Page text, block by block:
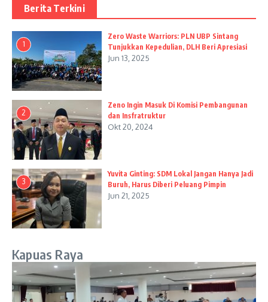
Berita Terkini
1
Zero Waste Warriors: PLN UBP Sintang
Tunjukkan Kepedulian, DLH Beri Apresiasi
Jun 13, 2025
2
Zeno Ingin Masuk Di Komisi Pembangunan
dan Insfratruktur
Okt 20, 2024
3
Yuvita Ginting: SDM Lokal Jangan Hanya Jadi
Buruh, Harus Diberi Peluang Pimpin
Jun 21, 2025
Kapuas Raya